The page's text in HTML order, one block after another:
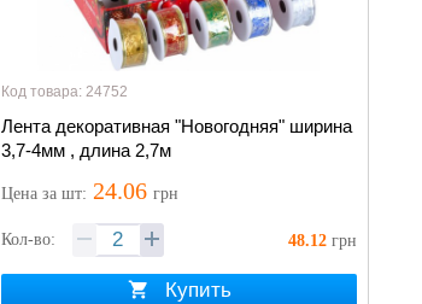
Код товара: 24752
Лента декоративная "Новогодняя" ширина
3,7-4мм , длина 2,7м
Ценаза шт: 24.06 грн
Кол-во: 48.12 грн
Купить